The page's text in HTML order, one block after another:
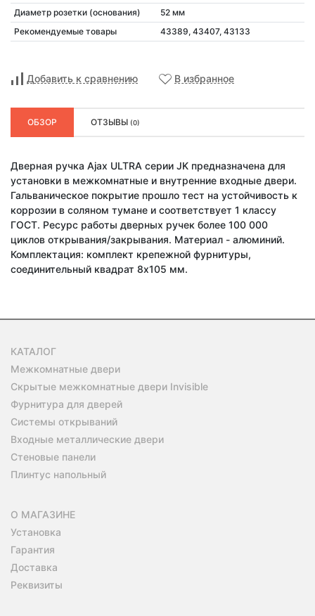
Диаметр розетки (основания)
52 мм
Рекомендуемые товары
43389, 43407, 43133
Добавить к сравнению В избранное
ОБЗОР ОТЗЫВЫ (0)
Дверная ручка Ajax ULTRA серии JK предназначена для
установки в межкомнатные и внутренние входные двери.
Гальваническое покрытие прошло тест на устойчивость к
коррозии в соляном тумане и соответствует 1 классу
ГОСТ. Ресурс работы дверных ручек более 100 000
циклов открывания/закрывания. Материал - алюминий.
Комплектация: комплект крепежной фурнитуры,
соединительный квадрат 8x105 мм.
КАТАЛОГ
Межкомнатные двери
Скрытые межкомнатные двери Invisible
Фурнитура для дверей
Системы открываний
Входные металлические двери
Стеновые панели
Плинтус напольный
О МАГАЗИНЕ
Установка
Гарантия
Доставка
Реквизиты